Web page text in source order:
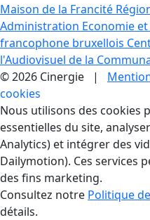
Maison de la Francité
Administration Economie et
francophone bruxellois
l'Audiovisuel de la
© 2026 Cinergie |
cookies
Gestion des
Nous utilisons des cookies
essentielles du site,
Analytics) et intégrer des
Dailymotion). Ces services
des fins marketing.
Consultez notre Politique
détails.